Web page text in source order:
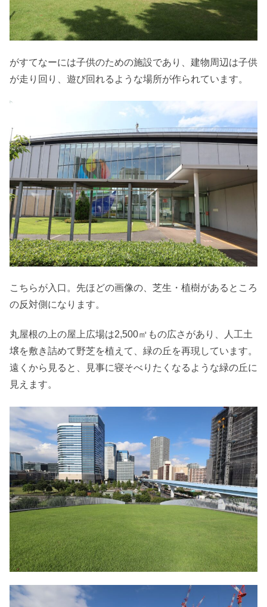
がすてなーには子供のための施設であり、建物周辺は子供
が走り回り、遊び回れるような場所が作られています。
こちらが入口。先ほどの画像の、芝生・植樹があるところ
の反対側になります。
丸屋根の上の屋上広場は2,500㎡もの広さがあり、人工土
壌を敷き詰めて野芝を植えて、緑の丘を再現しています。
遠くから見ると、見事に寝そべりたくなるような緑の丘に
見えます。